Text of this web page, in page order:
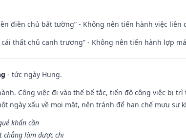
điền chủ bất tường” - Không nên tiến hành việc
cái thất chủ canh trương” - Không nên tiến hành lợp
- tức ngày Hung.
Công việc đi vào thế bế tắc, tiến độ công việc bị
ngày xấu về mọi mặt, nên tránh để hạn chế mưu sự
khẩn cần
chẳng làm được chi